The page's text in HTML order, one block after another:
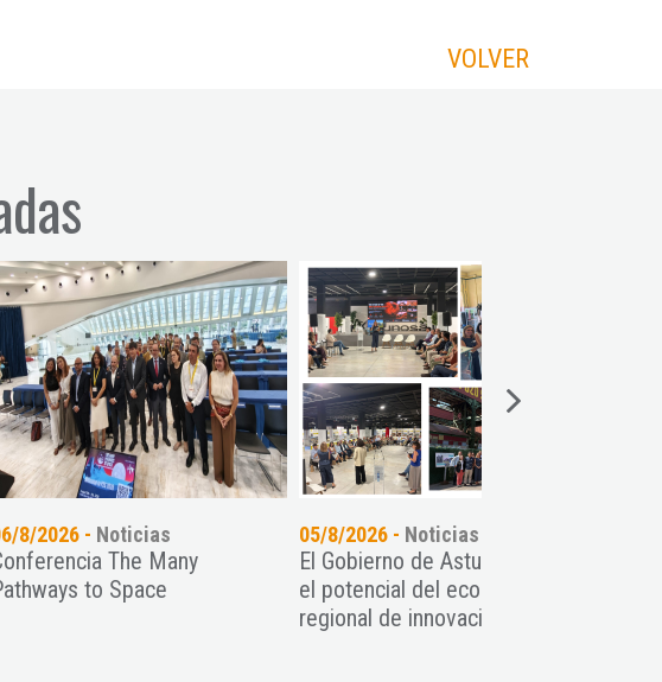
VOLVER
Many
Noticias
El Gobierno de Asturias exhibe
el potencial del ecosistema
regional de innovación ...